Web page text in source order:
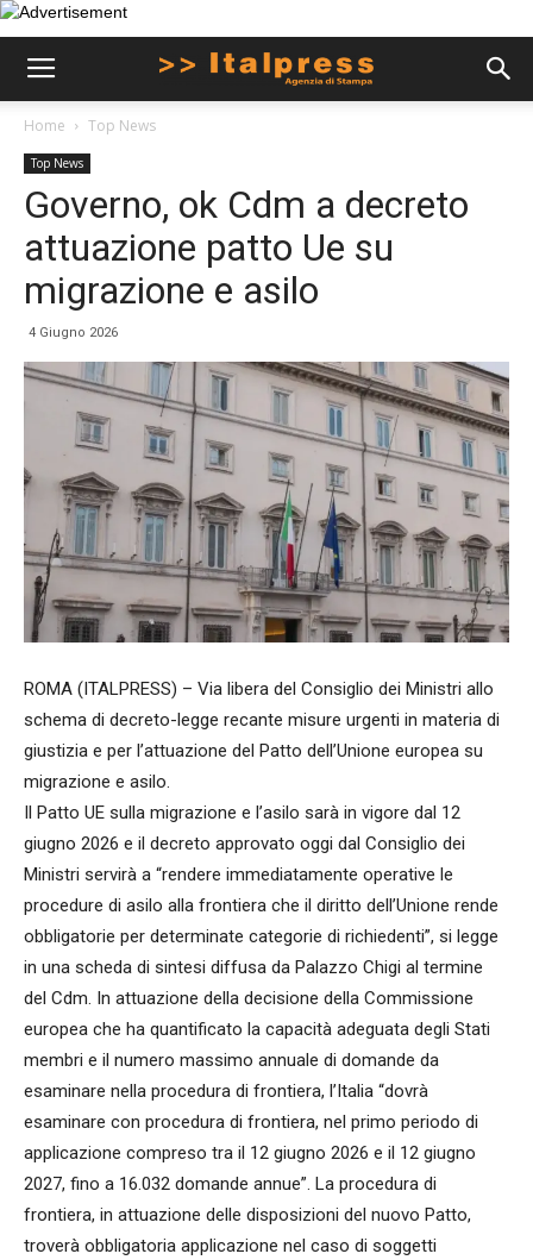
Home Top News
Top News
Governo, ok Cdm a decreto
attuazione patto Ue su
migrazione e asilo
4 Giugno 2026
ROMA (ITALPRESS) – Via libera del Consiglio dei Ministri allo
schema di decreto-legge recante misure urgenti in materia di
giustizia e per l’attuazione del Patto dell’Unione europea su
migrazione e asilo.
Il Patto UE sulla migrazione e l’asilo sarà in vigore dal 12
giugno 2026 e il decreto approvato oggi dal Consiglio dei
Ministri servirà a “rendere immediatamente operative le
procedure di asilo alla frontiera che il diritto dell’Unione rende
obbligatorie per determinate categorie di richiedenti”, si legge
in una scheda di sintesi diffusa da Palazzo Chigi al termine
del Cdm. In attuazione della decisione della Commissione
europea che ha quantificato la capacità adeguata degli Stati
membri e il numero massimo annuale di domande da
esaminare nella procedura di frontiera, l’Italia “dovrà
esaminare con procedura di frontiera, nel primo periodo di
applicazione compreso tra il 12 giugno 2026 e il 12 giugno
2027, fino a 16.032 domande annue”. La procedura di
frontiera, in attuazione delle disposizioni del nuovo Patto,
troverà obbligatoria applicazione nel caso di soggetti